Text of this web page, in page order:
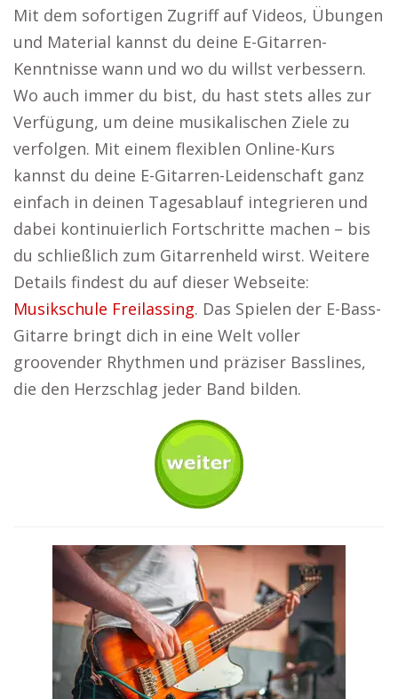
Mit dem sofortigen Zugriff auf Videos, Übungen
und Material kannst du deine E-Gitarren-
Kenntnisse wann und wo du willst verbessern.
Wo auch immer du bist, du hast stets alles zur
Verfügung, um deine musikalischen Ziele zu
verfolgen. Mit einem flexiblen Online-Kurs
kannst du deine E-Gitarren-Leidenschaft ganz
einfach in deinen Tagesablauf integrieren und
dabei kontinuierlich Fortschritte machen – bis
du schließlich zum Gitarrenheld wirst. Weitere
Details findest du auf dieser Webseite:
Musikschule Freilassing. Das Spielen der E-Bass-
Gitarre bringt dich in eine Welt voller
groovender Rhythmen und präziser Basslines,
die den Herzschlag jeder Band bilden.